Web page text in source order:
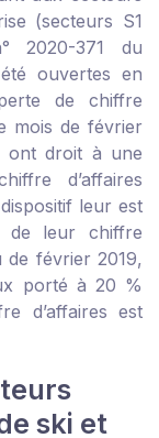
(secteurs S1
2020-371 du
ouvertes en
de chiffre
mois de février
ont droit à une
d’affaires
leur est
de leur chiffre
de février 2019,
porté à 20 %
d’affaires est
ski et